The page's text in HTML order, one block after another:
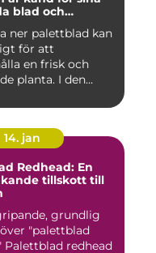
blad och
både
och utomhus
ner palettblad kan
för att
en frisk och
planta. I den...
14. jan
Redhead: En
tillskott till
grundlig
"palettblad